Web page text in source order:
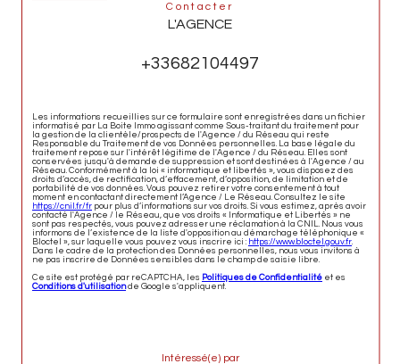
contacter
L'AGENCE
+33682104497
Les informations recueillies sur ce formulaire sont enregistrées dans un fichier
informatisé par La Boite Immo agissant comme Sous-traitant du traitement pour
la gestion de la clientèle/prospects de l'Agence / du Réseau qui reste
Responsable du Traitement de vos Données personnelles. La base légale du
traitement repose sur l'intérêt légitime de l'Agence / du Réseau. Elles sont
conservées jusqu'à demande de suppression et sont destinées à l'Agence / au
Réseau. Conformément à la loi « informatique et libertés », vous disposez des
droits d’accès, de rectification, d’effacement, d’opposition, de limitation et de
portabilité de vos données. Vous pouvez retirer votre consentement à tout
moment en contactant directement l’Agence / Le Réseau. Consultez le site
https://cnil.fr/fr pour plus d’informations sur vos droits. Si vous estimez, après avoir
contacté l'Agence / le Réseau, que vos droits « Informatique et Libertés » ne
sont pas respectés, vous pouvez adresser une réclamation à la CNIL. Nous vous
informons de l’existence de la liste d'opposition au démarchage téléphonique «
Bloctel », sur laquelle vous pouvez vous inscrire ici : https://www.bloctel.gouv.fr.
Dans le cadre de la protection des Données personnelles, nous vous invitons à
ne pas inscrire de Données sensibles dans le champ de saisie libre.
Ce site est protégé par reCAPTCHA, les Politiques de Confidentialité et es
Conditions d'utilisationde Google s'appliquent.
Intéressé(e) par